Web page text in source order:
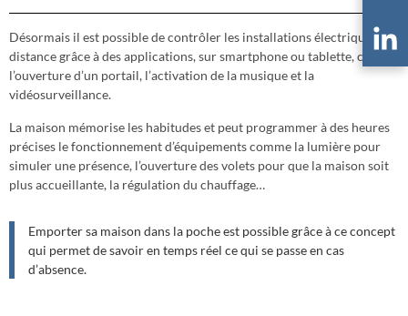
Désormais il est possible de contrôler les installations électriques à
distance grâce à des applications, sur smartphone ou tablette, comme
l’ouverture d’un portail, l’activation de la musique et la
vidéosurveillance.
La maison mémorise les habitudes et peut programmer à des heures
précises le fonctionnement d’équipements comme la lumière pour
simuler une présence, l’ouverture des volets pour que la maison soit
plus accueillante, la régulation du chauffage…
Emporter sa maison dans la poche est possible grâce à ce concept
qui permet de savoir en temps réel ce qui se passe en cas
d’absence.